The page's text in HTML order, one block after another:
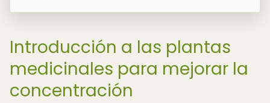
Introducción a las plantas
medicinales para mejorar la
concentración